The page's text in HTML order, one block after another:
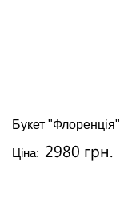
Букет "Флоренція"
Ціна: 2980 грн.